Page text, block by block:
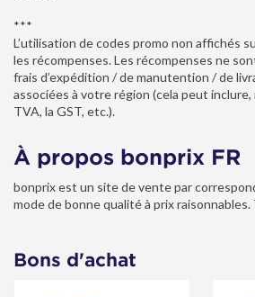
***
L’utilisation de codes promo non affichés
les récompenses. Les récompenses ne
frais d’expédition / de manutention / de
associées à votre région (cela peut inclure,
TVA, la GST, etc.).
À propos bonprix FR
bonprix est un site de vente par
mode de bonne qualité à prix
Bons d'achat